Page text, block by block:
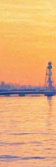
04 мая 2016,
71-ю
Михайловском
состоится
работать
будут звучать
нормативы
молчания в
войну.
Михайловском